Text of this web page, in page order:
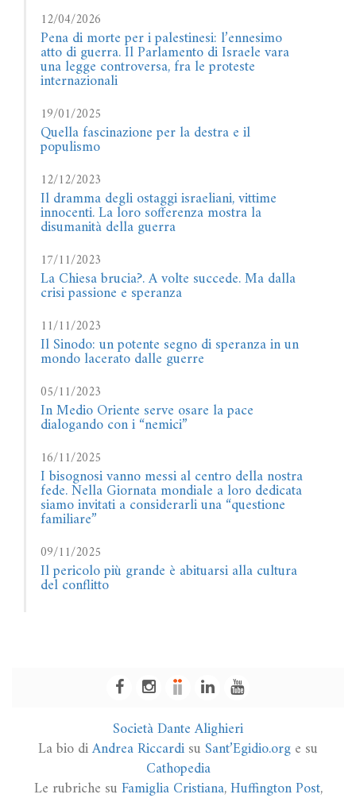
12/04/2026
Pena di morte per i palestinesi: l’ennesimo
atto di guerra. Il Parlamento di Israele vara
una legge controversa, fra le proteste
internazionali
19/01/2025
Quella fascinazione per la destra e il
populismo
12/12/2023
Il dramma degli ostaggi israeliani, vittime
innocenti. La loro sofferenza mostra la
disumanità della guerra
17/11/2023
La Chiesa brucia?. A volte succede. Ma dalla
crisi passione e speranza
11/11/2023
Il Sinodo: un potente segno di speranza in un
mondo lacerato dalle guerre
05/11/2023
In Medio Oriente serve osare la pace
dialogando con i “nemici”
16/11/2025
I bisognosi vanno messi al centro della nostra
fede. Nella Giornata mondiale a loro dedicata
siamo invitati a considerarli una “questione
familiare”
09/11/2025
Il pericolo più grande è abituarsi alla cultura
del conflitto
Società Dante Alighieri
La bio diAndrea RiccardisuSant’Egidio.orge su
Cathopedia
Le rubriche suFamiglia Cristiana,Huffington Post,